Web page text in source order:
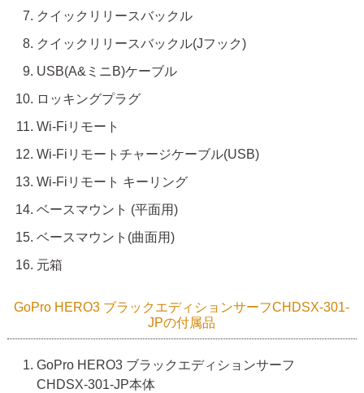
クイックリリースバックル
クイックリリースバックル(Jフック)
USB(A&ミニB)ケーブル
ロッキングプラグ
Wi-Fiリモート
Wi-Fiリモートチャージケーブル(USB)
Wi-Fiリモート キーリング
ベースマウント (平面用)
ベースマウント(曲面用)
元箱
GoPro HERO3 ブラックエディションサーフCHDSX-301-
JPの付属品
GoPro HERO3 ブラックエディションサーフ
CHDSX-301-JP本体